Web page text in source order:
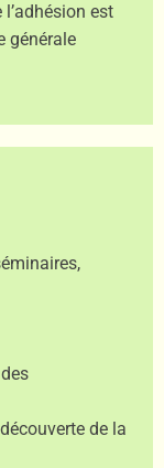
est
générale
de la